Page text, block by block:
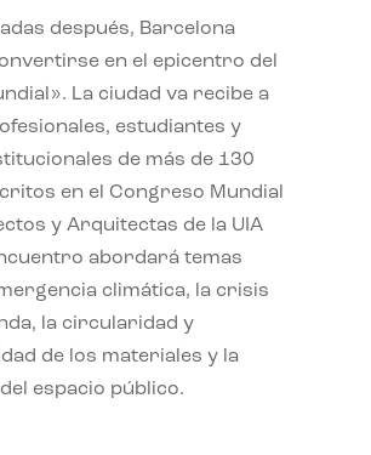
después, Barcelona
en el epicentro del
La ciudad va recibe a
estudiantes y
de más de 130
en el Congreso Mundial
y Arquitectas de la UIA
abordará temas
climática, la crisis
la circularidad y
de los materiales y la
espacio público.